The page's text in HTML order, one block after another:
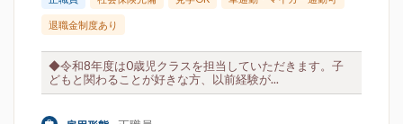
退職金制度あり
◆令和8年度は0歳児クラスを担当していただきます。子
どもと関わることが好きな方、以前経験が...